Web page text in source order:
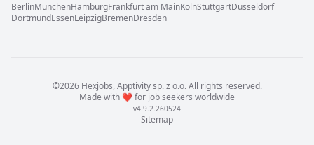
BerlinMünchenHamburgFrankfurt am MainKölnStuttgartDüsseldorf
DortmundEssenLeipzigBremenDresden
©2026Hexjobs, Apptivity sp. z o.o. All rights reserved.
Made with ❤️ for job seekers worldwide
v4.9.2.260524
Sitemap